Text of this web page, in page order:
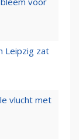
Leipzig zat
vlucht met